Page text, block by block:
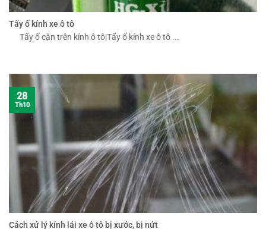
Tẩy ố kính xe ô tô
Tẩy ố cặn trên kính ô tô|Tẩy ố kính xe ô tô ...
Cách xử lý kính lái xe ô tô bị xước, bị nứt
28
Th10